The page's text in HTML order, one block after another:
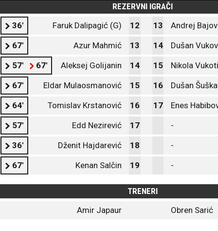
REZERVNI IGRAČI
36'
Faruk Dalipagić (G) 12 13 Andrej
67' Azur Mahmić 13 14 Dušan
57' 67' Aleksej Golijanin 14 15 Nikola
67' Eldar Mulaosmanović 15 16 Dušan
64' Tomislav Krstanović 16 17 Enes
57' Edd Nezirević 17 -
36' Dženit Hajdarević 18 -
67' Kenan Salčin 19 -
TRENERI
Amir Japaur
Obren Sarić